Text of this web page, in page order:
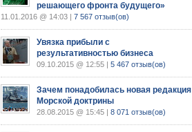
решающего фронта будущего»
11.01.2016 @ 14:03 | 7 567 отзыв(ов)
Увязка прибыли с
результативностью бизнеса
09.10.2015 @ 12:55 | 5 467 отзыв(ов)
Зачем понадобилась новая редакция
Морской доктрины
28.08.2015 @ 15:45 | 8 071 отзыв(ов)